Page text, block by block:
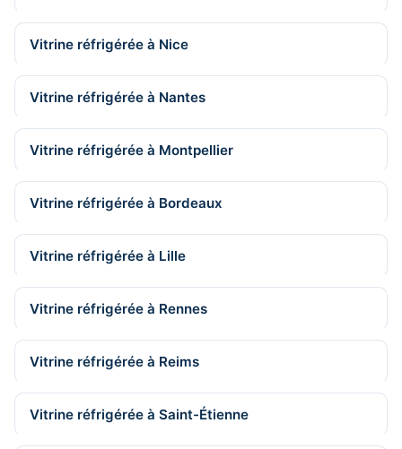
Vitrine réfrigérée à Nice
Vitrine réfrigérée à Nantes
Vitrine réfrigérée à Montpellier
Vitrine réfrigérée à Bordeaux
Vitrine réfrigérée à Lille
Vitrine réfrigérée à Rennes
Vitrine réfrigérée à Reims
Vitrine réfrigérée à Saint-Étienne